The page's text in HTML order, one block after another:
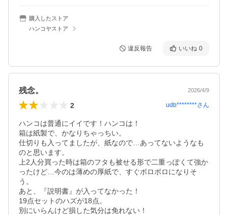
購入したストア
ハンコヤストア
違反報告 いいね 0
残念。 2026/4/9
2 udb********さん
ハンコは普通にイイです！ハンコは！
箱は紙製で、かなりちゃっちい。
仕切りも入ってましたが、紙なので…あってないようなも
のと思います。
上2人分買った時は箱のフタも被せる形で二重っぽくて強か
ったけど…今のは薄めの厚紙で、すぐボロボロになりそ
う。
あと、『説明書』が入ってなかった！
19点セットのハズが18点。
別にいらんけど損した気分は免れない！